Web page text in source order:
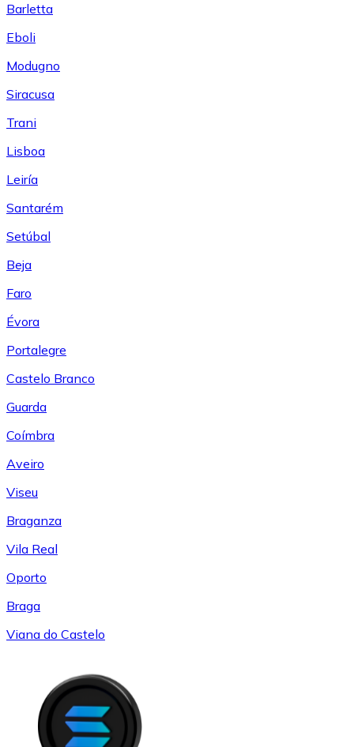
Barletta
Eboli
Modugno
Siracusa
Trani
Lisboa
Leiría
Santarém
Setúbal
Beja
Faro
Évora
Portalegre
Castelo Branco
Guarda
Coímbra
Aveiro
Viseu
Braganza
Vila Real
Oporto
Braga
Viana do Castelo